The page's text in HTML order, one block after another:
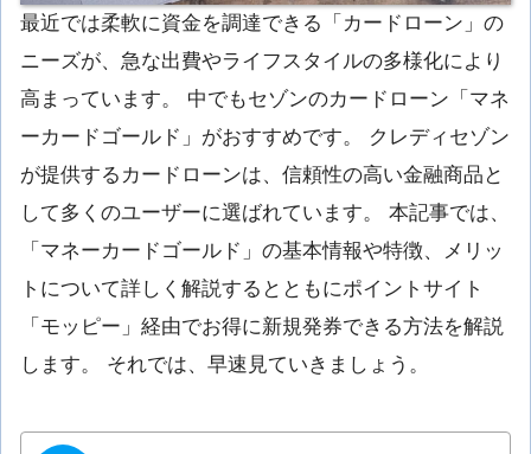
最近では柔軟に資金を調達できる「カードローン」の
ニーズが、急な出費やライフスタイルの多様化により
高まっています。 中でもセゾンのカードローン「マネ
ーカードゴールド」がおすすめです。 クレディセゾン
が提供するカードローンは、信頼性の高い金融商品と
して多くのユーザーに選ばれています。 本記事では、
「マネーカードゴールド」の基本情報や特徴、メリッ
トについて詳しく解説するとともにポイントサイト
「モッピー」経由でお得に新規発券できる方法を解説
します。 それでは、早速見ていきましょう。